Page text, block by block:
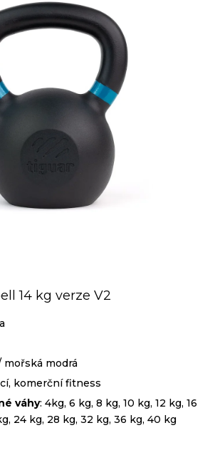
14 kg verze V2
mořská modrá
komerční fitness
váhy: 4kg, 6 kg, 8 kg, 10 kg, 12 kg, 16
24 kg, 28 kg, 32 kg, 36 kg, 40 kg